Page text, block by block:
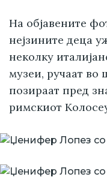
На објавените
нејзините деца
неколку
музеи, ручаат во
позираат пред
римскиот